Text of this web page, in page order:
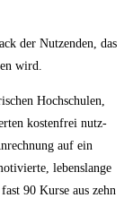
der Nut­zen­den, das
wird.
Hoch­schu­len,
kos­ten­frei nutz­
auf ein
lebens­lan­ge
90 Kur­se aus zehn